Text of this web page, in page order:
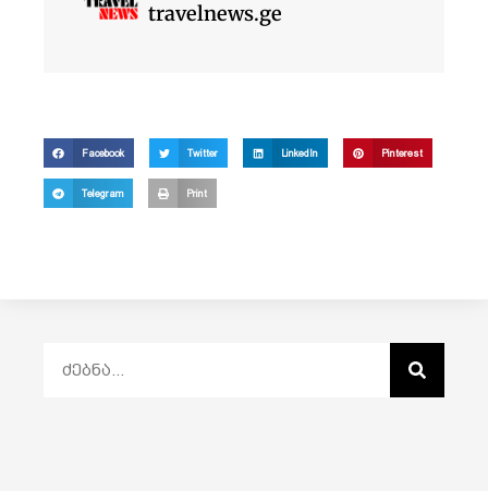
travelnews.ge
Facebook Twitter LinkedIn Pinterest
Telegram Print